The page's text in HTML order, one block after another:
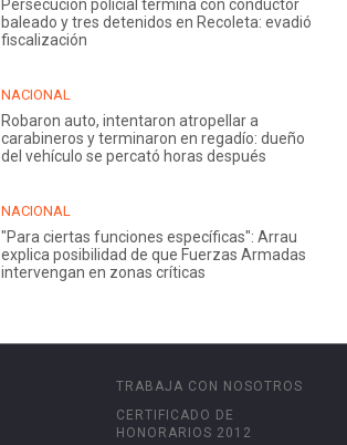
Persecución policial termina con conductor
baleado y tres detenidos en Recoleta: evadió
fiscalización
NACIONAL
Robaron auto, intentaron atropellar a
carabineros y terminaron en regadío: dueño
del vehículo se percató horas después
NACIONAL
"Para ciertas funciones específicas": Arrau
explica posibilidad de que Fuerzas Armadas
intervengan en zonas críticas
TRABAJA CON NOSOTROS
CERTIFICADO DE
HONORARIOS 2012